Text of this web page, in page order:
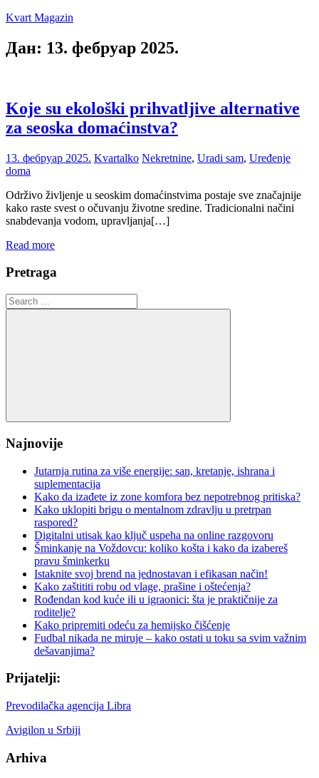
Skip
content
Kvart Magazin
Na
Дан: 13. фебруар 2025.
Koje su ekološki prihvatljive alternative
za seoska domaćinstva?
13. фебруар 2025. Kvartalko Nekretnine, Uradi sam, Uređenje
doma
Održivo življenje u seoskim domaćinstvima postaje sve značajnije
kako raste svest o očuvanju životne sredine. Tradicionalni načini
snabdevanja vodom, upravljanja[…]
Read more
Pretraga
Search
for:
Search
Najnovije
Jutarnja rutina za više energije: san, kretanje, ishrana i
suplementacija
Kako da izađete iz zone komfora bez nepotrebnog pritiska?
Kako uklopiti brigu o mentalnom zdravlju u pretrpan
raspored?
Digitalni utisak kao ključ uspeha na online razgovoru
Šminkanje na Voždovcu: koliko košta i kako da izabereš
pravu šminkerku
Istaknite svoj brend na jednostavan i efikasan način!
Kako zaštititi robu od vlage, prašine i oštećenja?
Rođendan kod kuće ili u igraonici: šta je praktičnije za
roditelje?
Kako pripremiti odeću za hemijsko čišćenje
Fudbal nikada ne miruje – kako ostati u toku sa svim važnim
dešavanjima?
Prijatelji:
Prevodilačka agencija Libra
Avigilon u Srbiji
Arhiva